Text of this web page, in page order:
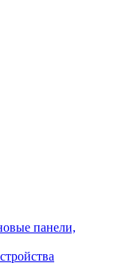
панели,